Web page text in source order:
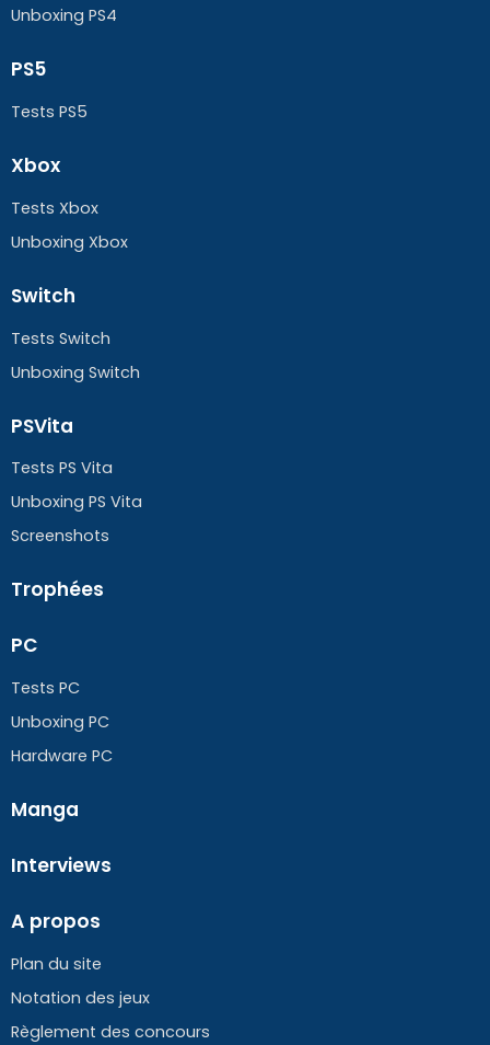
Unboxing PS4
PS5
Tests PS5
Xbox
Tests Xbox
Unboxing Xbox
Switch
Tests Switch
Unboxing Switch
PSVita
Tests PS Vita
Unboxing PS Vita
Screenshots
Trophées
PC
Tests PC
Unboxing PC
Hardware PC
Manga
Interviews
A propos
Plan du site
Notation des jeux
Règlement des concours